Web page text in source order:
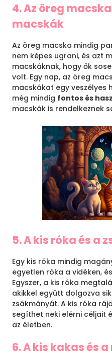
4. Az öreg
macskák
Az öreg macska mindig
nem képes ugrani, és azt
macskáknak, hogy ők
volt. Egy nap, az öreg
macskákat egy veszélyes
még mindig fontos és
macskák is rendelkeznek
5. A kis róka és a
Egy kis róka mindig
egyetlen róka a vidéken,
Egyszer, a kis róka
akikkel együtt dolgozva
zsákmányát. A kis róka
segíthet neki elérni céljait
az életben.
6. A kis kakas és